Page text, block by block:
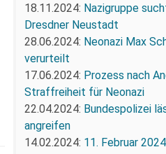
18.11.2024: Nazigruppe
Dresdner Neustadt
28.06.2024: Neonazi Max
verurteilt
17.06.2024: Prozess nach
Straffreiheit für Neonazi
22.04.2024: Bundespolizei
angreifen
14.02.2024: 11. Februar